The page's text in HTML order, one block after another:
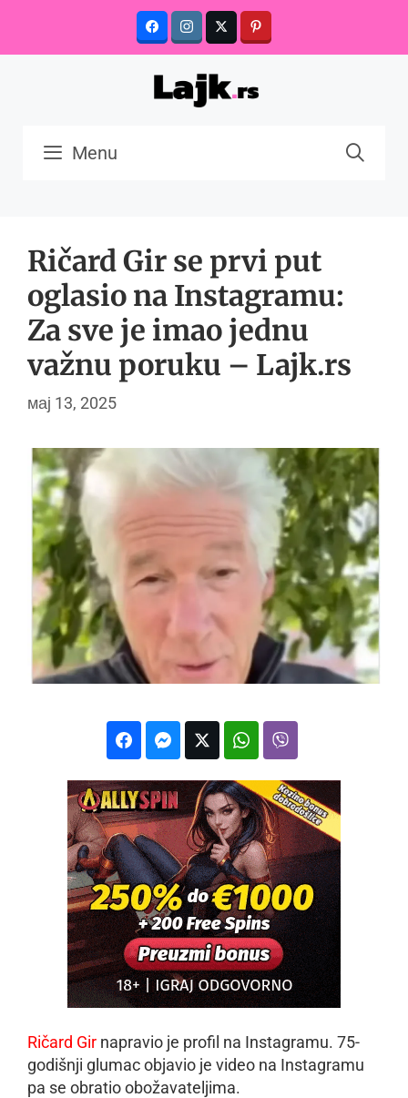
content
Menu
Ričard Gir se prvi put
oglasio na Instagramu:
Za sve je imao jednu
važnu poruku – Lajk.rs
мај 13, 2025
Ričard Gir napravio je profil na Instagramu. 75-
godišnji glumac objavio je video na Instagramu
pa se obratio obožavateljima.